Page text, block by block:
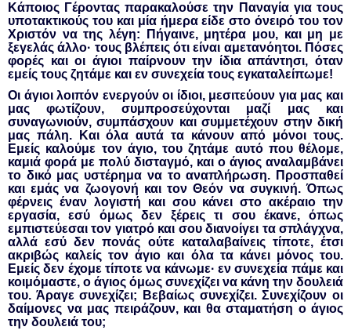
Κάποιος Γέροντας παρακαλούσε την Παναγία για τους
υποτακτικούς του και μία ήμερα είδε στο όνειρό του τον
Χριστόν να της λέγη: Πήγαινε, μητέρα μου, και μη με
ξεγελάς άλλο· τους βλέπεις ότι είναι αμετανόητοι. Πόσες
φορές και οι άγιοι παίρνουν την ίδια απάντησι, όταν
εμείς τους ζητάμε και εν συνεχεία τους εγκαταλείπωμε!
Οι άγιοι λοιπόν ενεργούν οι ίδιοι, μεσιτεύουν για μας και
μας φωτίζουν, συμπροσεύχονται μαζί μας και
συναγωνιούν, συμπάσχουν και συμμετέχουν στην δική
μας πάλη. Και όλα αυτά τα κάνουν από μόνοι τους.
Εμείς καλούμε τον άγιο, του ζητάμε αυτό που θέλομε,
καμιά φορά με πολύ δισταγμό, και ο άγιος αναλαμβάνει
το δικό μας υστέρημα να το αναπλήρωση. Προσπαθεί
και εμάς να ζωογονή και τον Θεόν να συγκινή. Όπως
φέρνεις έναν λογιστή και σου κάνει στο ακέραιο την
εργασία, εσύ όμως δεν ξέρεις τι σου έκανε, όπως
εμπιστεύεσαι τον γιατρό και σου διανοίγει τα σπλάγχνα,
αλλά εσύ δεν πονάς ούτε καταλαβαίνεις τίποτε, έτσι
ακριβώς καλείς τον άγιο και όλα τα κάνει μόνος του.
Εμείς δεν έχομε τίποτε να κάνωμε· εν συνεχεία πάμε και
κοιμόμαστε, ο άγιος όμως συνεχίζει να κάνη την δουλειά
του. Άραγε συνεχίζει; Βεβαίως συνεχίζει. Συνεχίζουν οι
δαίμονες να μας πειράζουν, και θα σταματήση ο άγιος
την δουλειά του;